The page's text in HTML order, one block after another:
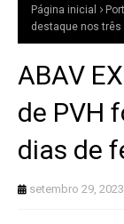
Página inicial
destaque nos três
ABAV
de PVH
dias de
setembro 29, 2023